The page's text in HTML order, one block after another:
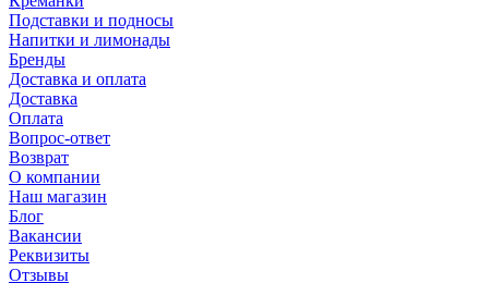
Подставки и подносы
Напитки и лимонады
Бренды
Доставка и оплата
Доставка
Оплата
Вопрос-ответ
Возврат
О компании
Наш магазин
Блог
Вакансии
Реквизиты
Отзывы